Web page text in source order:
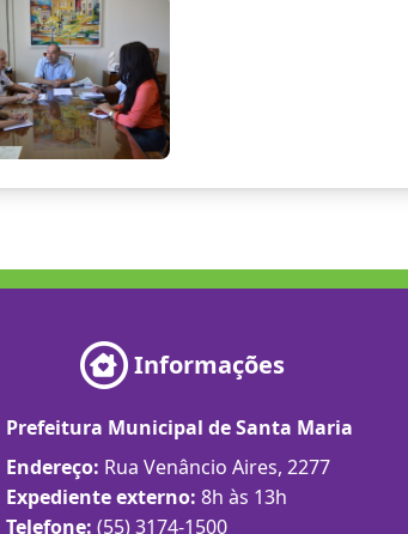
Informações
Prefeitura Municipal de Santa Maria
Endereço: Rua Venâncio Aires, 2277
Expediente externo: 8h às 13h
Telefone: (55) 3174-1500